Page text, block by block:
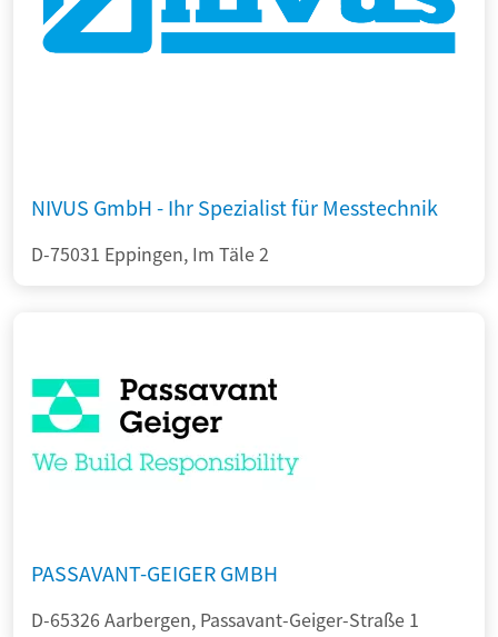
NIVUS GmbH - Ihr Spezialist für Messtechnik
D-75031 Eppingen, Im Täle 2
PASSAVANT-GEIGER GMBH
D-65326 Aarbergen, Passavant-Geiger-Straße 1